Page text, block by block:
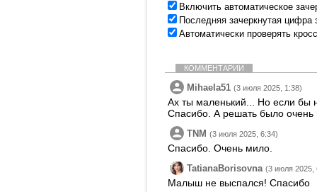
Включить автоматическое
Последняя зачеркнутая цифра
Автоматически проверять
КОММЕНТАРИИ
Mihaela51 (3 июля 2025, 1:38)
Ах ты маленький... Но если бы
Спасибо. А решать было очень
TNM (3 июля 2025, 6:34)
Спасибо. Очень мило.
TatianaBorisovna (3 июля 2025,
Малыш не выспался! Спасибо